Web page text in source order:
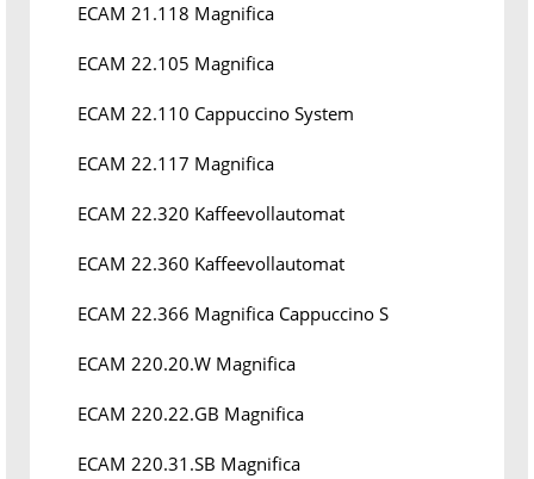
ECAM 21.118 Magnifica
ECAM 22.105 Magnifica
ECAM 22.110 Cappuccino System
ECAM 22.117 Magnifica
ECAM 22.320 Kaffeevollautomat
ECAM 22.360 Kaffeevollautomat
ECAM 22.366 Magnifica Cappuccino S
ECAM 220.20.W Magnifica
ECAM 220.22.GB Magnifica
ECAM 220.31.SB Magnifica